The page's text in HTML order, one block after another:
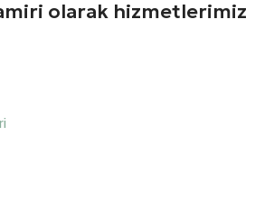
olarak hizmetlerimiz